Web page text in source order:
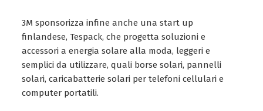
3M sponsorizza infine anche una start up
finlandese, Tespack, che progetta soluzioni e
accessori a energia solare alla moda, leggeri e
semplici da utilizzare, quali borse solari, pannelli
solari, caricabatterie solari per telefoni cellulari e
computer portatili.